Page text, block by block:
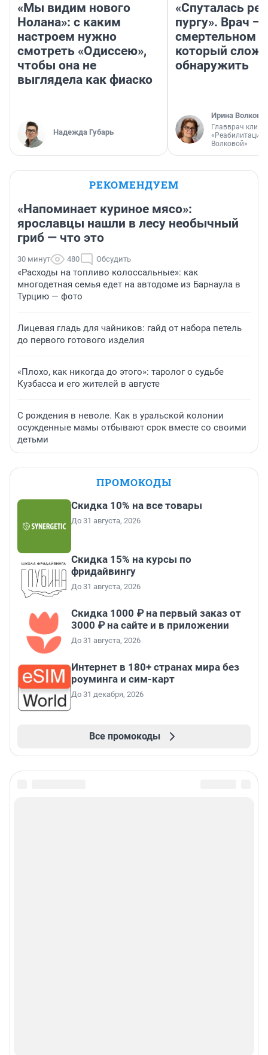
«Мы видим нового
Нолана»: с каким
настроем нужно
смотреть «Одиссею»,
чтобы она не
выглядела как фиаско
Надежда Губарь
«Спуталась
пургу». Врач —
смертельном
который
обнаружить
Ирина Волкова
Главврач
«Реабилитация
Волковой»
РЕКОМЕНДУЕМ
«Напоминает куриное мясо»:
ярославцы нашли в лесу необычный
гриб — что это
30 минут 480 Обсудить
«Расходы на топливо колоссальные»: как
многодетная семья едет на автодоме из Барнаула в
Турцию — фото
Лицевая гладь для чайников: гайд от набора петель
до первого готового изделия
«Плохо, как никогда до этого»: таролог о судьбе
Кузбасса и его жителей в августе
С рождения в неволе. Как в уральской колонии
осужденные мамы отбывают срок вместе со своими
детьми
ПРОМОКОДЫ
Скидка 10% на все товары
До 31 августа, 2026
Скидка 15% на курсы по
фридайвингу
До 31 августа, 2026
Скидка 1000 ₽ на первый заказ от
3000 ₽ на сайте и в приложении
До 31 августа, 2026
Интернет в 180+ странах мира без
роуминга и сим-карт
До 31 декабря, 2026
Все промокоды